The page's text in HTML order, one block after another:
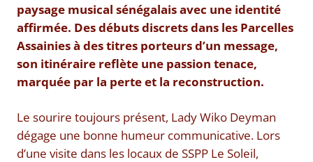
paysage musical sénégalais avec une identité
affirmée. Des débuts discrets dans les Parcelles
Assainies à des titres porteurs d’un message,
son itinéraire reflète une passion tenace,
marquée par la perte et la reconstruction.
Le sourire toujours présent, Lady Wiko Deyman
dégage une bonne humeur communicative. Lors
d’une visite dans les locaux de SSPP Le Soleil,